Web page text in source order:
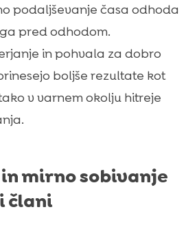
podaljševanje časa odhoda
pred odhodom.
in pohvala za dobro
boljše rezultate kot
v varnem okolju hitreje
mirno sobivanje
člani